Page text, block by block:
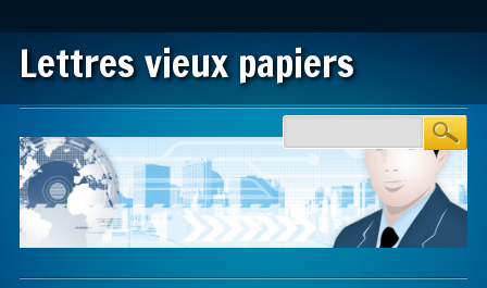
Lettres vieux papiers
Main menu